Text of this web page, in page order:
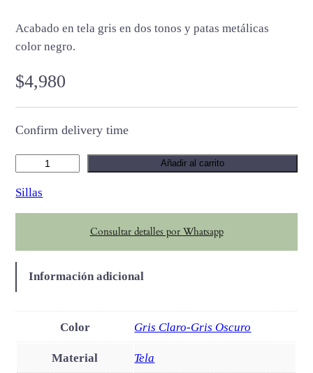
Acabado en tela gris en dos tonos y patas metálicas
color negro.
$4,980
Confirm delivery time
r
n
c
n
t
d
Añadir al carrito
Sillas
Consultar detalles por Whatsapp
Información adicional
Color Gris Claro-Gris Oscuro
Material Tela